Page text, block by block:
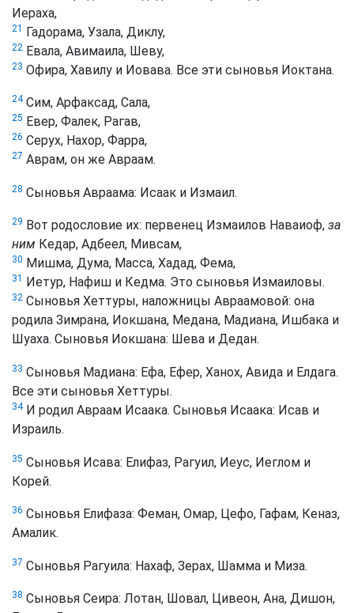
Иераха,
21 Гадорама, Узала, Диклу,
22 Евала, Авимаила, Шеву,
23 Офира, Хавилу и Иовава. Все эти сыновья Иоктана.
24Сим, Арфаксад, Сала,
25 Евер, Фалек, Рагав,
26 Серух, Нахор, Фарра,
27 Аврам, он же Авраам.
28 Сыновья Авраама: Исаак и Измаил.
29 Вот родословие их: первенец Измаилов Наваиоф, за
ним Кедар, Адбеел, Мивсам,
30 Мишма, Дума, Масса, Хадад, Фема,
31 Иетур, Нафиш и Кедма. Это сыновья Измаиловы.
32 Сыновья Хеттуры, наложницы Авраамовой: она
родила Зимрана, Иокшана, Медана, Мадиана, Ишбака и
Шуаха. Сыновья Иокшана: Шева и Дедан.
33 Сыновья Мадиана: Ефа, Ефер, Ханох, Авида и Елдага.
Все эти сыновья Хеттуры.
34И родил Авраам Исаака. Сыновья Исаака: Исав и
Израиль.
35 Сыновья Исава: Елифаз, Рагуил, Иеус, Иеглом и
Корей.
36 Сыновья Елифаза: Феман, Омар, Цефо, Гафам, Кеназ,
Амалик.
37 Сыновья Рагуила: Нахаф, Зерах, Шамма и Миза.
38 Сыновья Сеира: Лотан, Шовал, Цивеон, Ана, Дишон,